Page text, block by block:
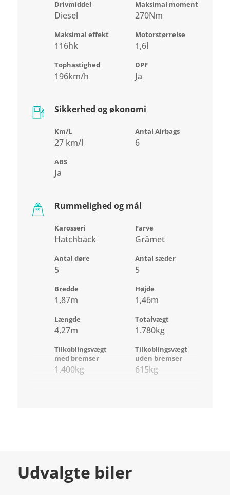
Drivmiddel
Diesel
Maksimal moment
270Nm
Maksimal effekt
116hk
Motorstørrelse
1,6l
Tophastighed
196km/h
DPF
Ja
Sikkerhed og økonomi
Km/L
27 km/l
Antal Airbags
6
ABS
Ja
Rummelighed og mål
Karosseri
Hatchback
Farve
Gråmet
Antal døre
5
Antal sæder
5
Bredde
1,87m
Højde
1,46m
Længde
4,27m
Totalvægt
1.780kg
Tilkoblingsvægt
med bremser
1.400kg
Tilkoblingsvægt
uden bremser
615kg
Udvalgte biler